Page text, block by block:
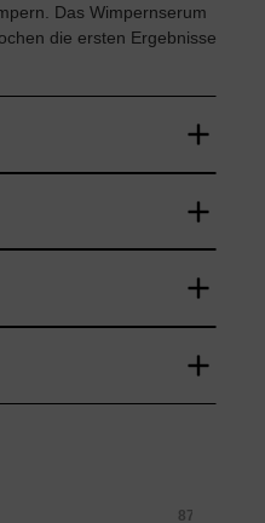
Das Wimpernserum
die ersten Ergebnisse
87.00 €